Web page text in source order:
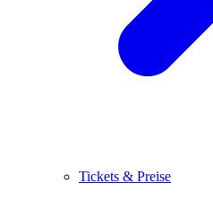
Tickets & Preise